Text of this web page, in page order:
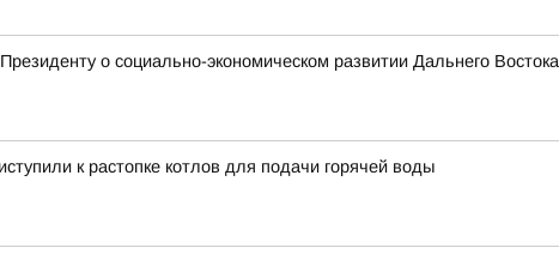
о социально-экономическом развитии Дальнего Востока
к растопке котлов для подачи горячей воды